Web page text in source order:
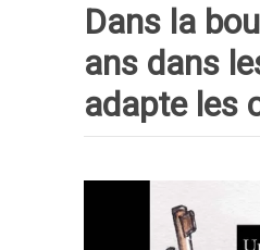
Dans la
ans dans
adapte les